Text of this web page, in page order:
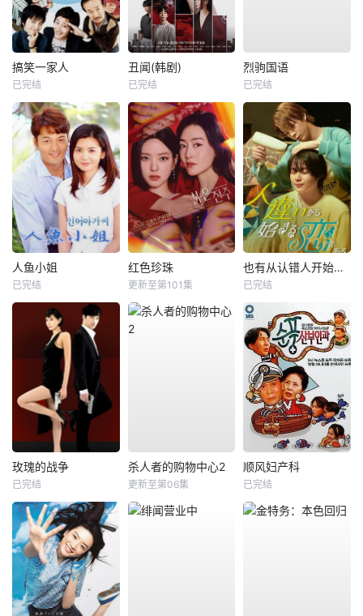
搞笑一家人
已完结
丑闻(韩剧)
已完结
烈驹国语
已完结
人鱼小姐
已完结
红色珍珠
更新至第101集
也有从认错人开始的恋爱
已完结
玫瑰的战争
已完结
杀人者的购物中心2
更新至第06集
顺风妇产科
已完结